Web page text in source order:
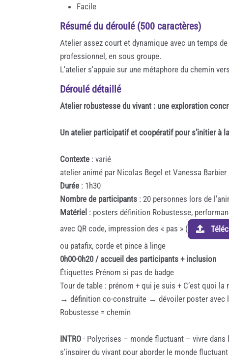
Facile
Résumé du déroulé (500 caractères)
Atelier assez court et dynamique avec un temps
professionnel, en sous groupe.
L'atelier s'appuie sur une métaphore du chemin
Déroulé détaillé
Atelier robustesse du vivant : une exploration
Un atelier participatif et coopératif pour s’initier à
Contexte : varié
atelier animé par Nicolas Begel et Vanessa
Durée : 1h30
Nombre de participants : 20 personnes lors de
Matériel : posters définition Robustesse,
avec QR code, impression des « pas » (
ou patafix, corde et pince à linge
0h00-0h20 / accueil des participants + inclusion
Étiquettes Prénom si pas de badge
Tour de table : prénom + qui je suis + C’est quoi
→ définition co-construite → dévoiler poster avec
Robustesse = chemin
INTRO - Polycrises – monde fluctuant – vivre dans
s’inspirer du vivant pour aborder le monde fluctuant